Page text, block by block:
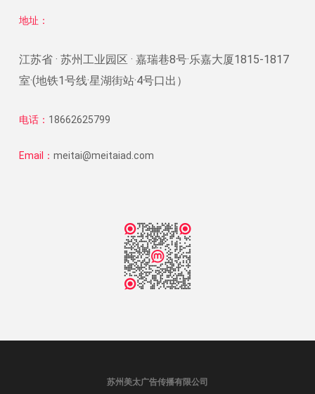
地址：
江苏省 · 苏州工业园区 · 嘉瑞巷8号·乐嘉大厦1815-1817
室·(地铁1号线·星湖街站·4号口出）
电话： 18662625799
Email： meitai@meitaiad.com
苏州美太广告传播有限公司